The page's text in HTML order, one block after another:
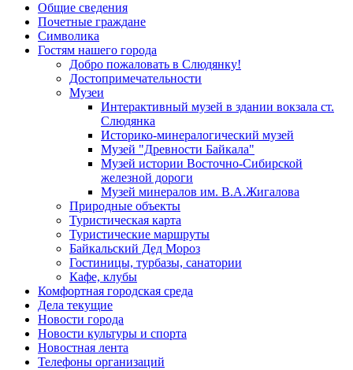
Общие сведения
Почетные граждане
Символика
Гостям нашего города
Добро пожаловать в Слюдянку!
Достопримечательности
Музеи
Интерактивный музей в здании вокзала ст.
Слюдянка
Историко-минералогический музей
Музей "Древности Байкала"
Музей истории Восточно-Сибирской
железной дороги
Музей минералов им. В.А.Жигалова
Природные объекты
Туристическая карта
Туристические маршруты
Байкальский Дед Мороз
Гостиницы, турбазы, санатории
Кафе, клубы
Комфортная городская среда
Дела текущие
Новости города
Новости культуры и спорта
Новостная лента
Телефоны организаций